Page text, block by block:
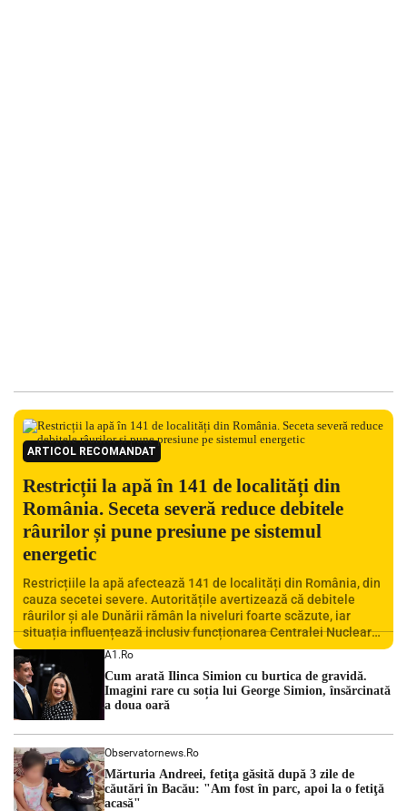
ARTICOL RECOMANDAT
Restricții la apă în 141 de localități din
România. Seceta severă reduce debitele
râurilor și pune presiune pe sistemul
energetic
Restricțiile la apă afectează 141 de localități din România, din
cauza secetei severe. Autoritățile avertizează că debitele
râurilor și ale Dunării rămân la niveluri foarte scăzute, iar
situația influențează inclusiv funcționarea Centralei Nucleare
de la Cernavodă. România se confruntă cu una dintre cele mai
dificile perioade din punct de vedere hidrologic din ultimii ani.
Lipsa […]
A1.ro
Cum arată Ilinca Simion cu burtica de gravidă.
Imagini rare cu soția lui George Simion, însărcinată
a doua oară
Observatornews.ro
Mărturia Andreei, fetiţa găsită după 3 zile de
căutări în Bacău: "Am fost în parc, apoi la o fetiţă
acasă"